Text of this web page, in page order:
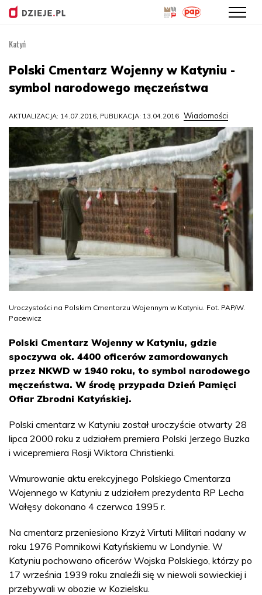
treści
Katyń
Polski Cmentarz Wojenny w Katyniu -
symbol narodowego męczeństwa
AKTUALIZACJA: 14.07.2016, PUBLIKACJA: 13.04.2016 Wiadomości
Uroczystości na Polskim Cmentarzu Wojennym w Katyniu. Fot. PAP/W.
Pacewicz
Polski Cmentarz Wojenny w Katyniu, gdzie
spoczywa ok. 4400 oficerów zamordowanych
przez NKWD w 1940 roku, to symbol narodowego
męczeństwa. W środę przypada Dzień Pamięci
Ofiar Zbrodni Katyńskiej.
Polski cmentarz w Katyniu został uroczyście otwarty 28
lipca 2000 roku z udziałem premiera Polski Jerzego Buzka
i wicepremiera Rosji Wiktora Christienki.
Wmurowanie aktu erekcyjnego Polskiego Cmentarza
Wojennego w Katyniu z udziałem prezydenta RP Lecha
Wałęsy dokonano 4 czerwca 1995 r.
Na cmentarz przeniesiono Krzyż Virtuti Militari nadany w
roku 1976 Pomnikowi Katyńskiemu w Londynie. W
Katyniu pochowano oficerów Wojska Polskiego, którzy po
17 września 1939 roku znaleźli się w niewoli sowieckiej i
przebywali w obozie w Kozielsku.